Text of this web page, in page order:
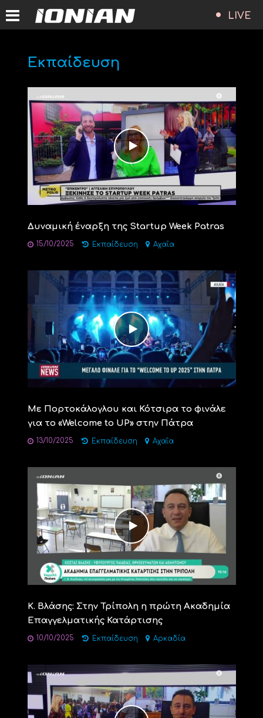
LIVE
Εκπαίδευση
Δυναμική έναρξη της Startup Week Patras
15/10/2025 Εκπαίδευση Αχαΐα
Με Πορτοκάλογλου και Κότσιρα το φινάλε
για το «Welcome to UP» στην Πάτρα
13/10/2025 Εκπαίδευση Αχαΐα
Κ. Βλάσης: Στην Τρίπολη η πρώτη Ακαδημία
Επαγγελματικής Κατάρτισης
10/10/2025 Εκπαίδευση Αρκαδία